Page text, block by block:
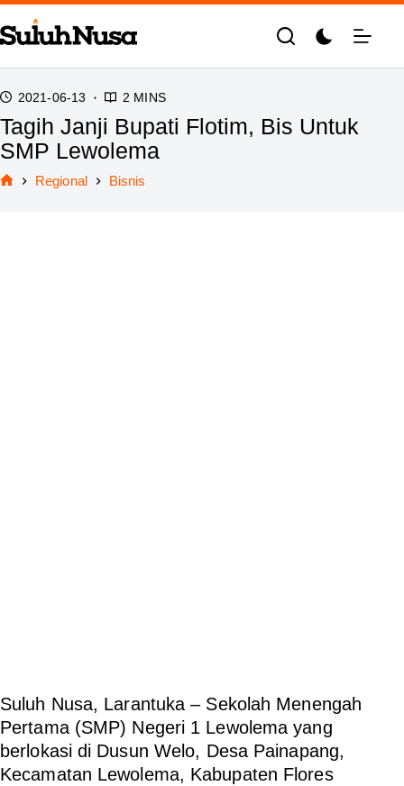
Skip
to
content
2021-06-13 2 MINS
Tagih Janji Bupati Flotim, Bis Untuk
SMP Lewolema
Regional Bisnis
Suluh Nusa, Larantuka – Sekolah Menengah
Pertama (SMP) Negeri 1 Lewolema yang
berlokasi di Dusun Welo, Desa Painapang,
Kecamatan Lewolema, Kabupaten Flores